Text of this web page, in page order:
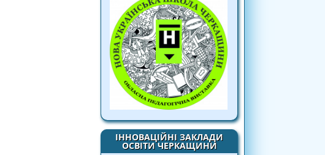
ІННОВАЦІЙНІ ЗАКЛАДИ
ОСВІТИ ЧЕРКАЩИНИ